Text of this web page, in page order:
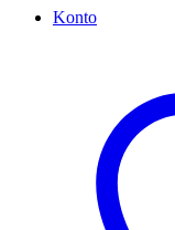
Konto